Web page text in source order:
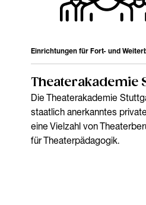
Einrichtungen für Fort- und
Theaterakademie
Die Theaterakademie
staatlich anerkanntes
eine Vielzahl von
für Theaterpädagogik.